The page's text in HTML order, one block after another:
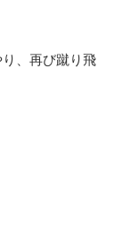
、再び蹴り飛